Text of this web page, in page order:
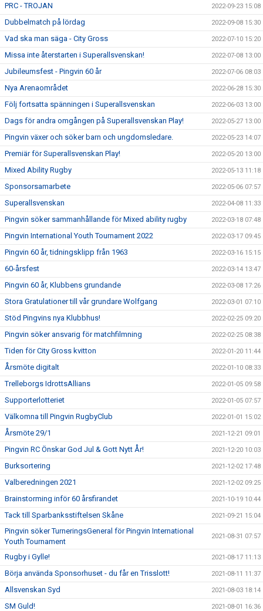
PRC - TROJAN 2022-09-23 15:08
Dubbelmatch på lördag 2022-09-08 15:30
Vad ska man säga - City Gross 2022-07-10 15:20
Missa inte återstarten i Superallsvenskan! 2022-07-08 13:00
Jubileumsfest - Pingvin 60 år 2022-07-06 08:03
Nya Arenaområdet 2022-06-28 15:30
Följ fortsatta spänningen i Superallsvenskan 2022-06-03 13:00
Dags för andra omgången på Superallsvenskan Play! 2022-05-27 13:00
Pingvin växer och söker barn och ungdomsledare. 2022-05-23 14:07
Premiär för Superallsvenskan Play! 2022-05-20 13:00
Mixed Ability Rugby 2022-05-13 11:18
Sponsorsamarbete 2022-05-06 07:57
Superallsvenskan 2022-04-08 11:33
Pingvin söker sammanhållande för Mixed ability rugby 2022-03-18 07:48
Pingvin International Youth Tournament 2022 2022-03-17 09:45
Pingvin 60 år, tidningsklipp från 1963 2022-03-16 15:15
60-årsfest 2022-03-14 13:47
Pingvin 60 år, Klubbens grundande 2022-03-08 17:26
Stora Gratulationer till vår grundare Wolfgang 2022-03-01 07:10
Stöd Pingvins nya Klubbhus! 2022-02-25 09:20
Pingvin söker ansvarig för matchfilmning 2022-02-25 08:38
Tiden för City Gross kvitton 2022-01-20 11:44
Årsmöte digitalt 2022-01-10 08:33
Trelleborgs IdrottsAllians 2022-01-05 09:58
Supporterlotteriet 2022-01-05 07:57
Välkomna till Pingvin RugbyClub 2022-01-01 15:02
Årsmöte 29/1 2021-12-21 09:01
Pingvin RC Önskar God Jul & Gott Nytt År! 2021-12-20 10:03
Burksortering 2021-12-02 17:48
Valberedningen 2021 2021-12-02 09:25
Brainstorming inför 60 årsfirandet 2021-10-19 10:44
Tack till Sparbanksstiftelsen Skåne 2021-09-21 15:04
Pingvin söker TurneringsGeneral för Pingvin International
Youth Tournament
2021-08-31 07:57
Rugby i Gylle! 2021-08-17 11:13
Börja använda Sponsorhuset - du får en Trisslott! 2021-08-11 11:37
Allsvenskan Syd 2021-08-03 18:14
SM Guld! 2021-08-01 16:36